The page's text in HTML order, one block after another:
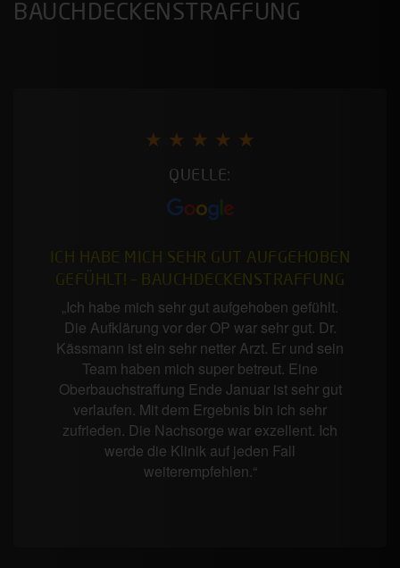
BAUCHDECKENSTRAFFUNG
★ ★ ★ ★ ★
QUELLE:
ICH HABE MICH SEHR GUT AUFGEHOBEN
GEFÜHLT! – BAUCHDECKENSTRAFFUNG
„Ich habe mich sehr gut aufgehoben gefühlt.
Die Aufklärung vor der OP war sehr gut. Dr.
Kässmann ist ein sehr netter Arzt. Er und sein
Team haben mich super betreut. Eine
Oberbauchstraffung Ende Januar ist sehr gut
verlaufen. Mit dem Ergebnis bin ich sehr
zufrieden. Die Nachsorge war exzellent. Ich
werde die Klinik auf jeden Fall
weiterempfehlen.“